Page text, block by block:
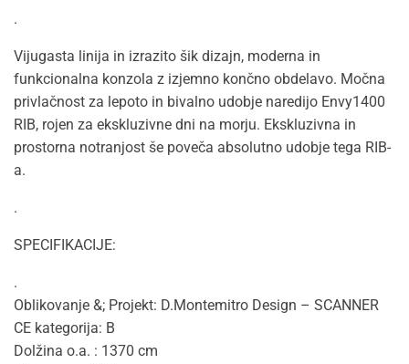
.
Vijugasta linija in izrazito šik dizajn, moderna in
funkcionalna konzola z izjemno končno obdelavo. Močna
privlačnost za lepoto in bivalno udobje naredijo Envy1400
RIB, rojen za ekskluzivne dni na morju. Ekskluzivna in
prostorna notranjost še poveča absolutno udobje tega RIB-
a.
.
SPECIFIKACIJE:
.
Oblikovanje &; Projekt: D.Montemitro Design – SCANNER
CE kategorija: B
Dolžina o.a. : 1370 cm